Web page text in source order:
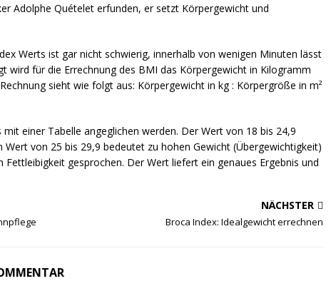
Adolphe Quételet erfunden, er setzt Körpergewicht und
Werts ist gar nicht schwierig, innerhalb von wenigen Minuten lässt
wird für die Errechnung des BMI das Körpergewicht in Kilogramm
sieht wie folgt aus: Körpergewicht in kg : Körpergröße in m²
einer Tabelle angeglichen werden. Der Wert von 18 bis 24,9
von 25 bis 29,9 bedeutet zu hohen Gewicht (Übergewichtigkeit)
gesprochen. Der Wert liefert ein genaues Ergebnis und
NÄCHSTER
Broca Index: Idealgewicht errechnen